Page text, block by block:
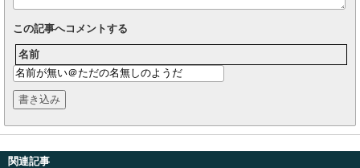
この記事へコメントする
名前
関連記事